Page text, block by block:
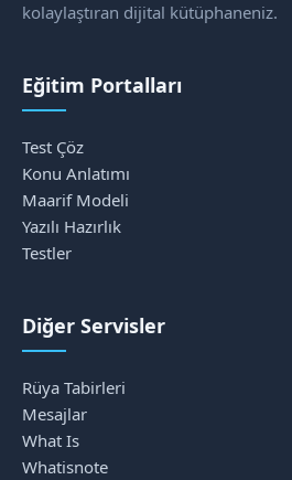
kolaylaştıran dijital kütüphaneniz.
Eğitim Portalları
Test Çöz
Konu Anlatımı
Maarif Modeli
Yazılı Hazırlık
Testler
Diğer Servisler
Rüya Tabirleri
Mesajlar
What Is
Whatisnote